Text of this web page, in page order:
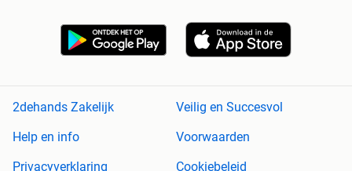
2dehands Zakelijk
Veilig en Succesvol
Help en info
Voorwaarden
Privacyverklaring
Cookiebeleid